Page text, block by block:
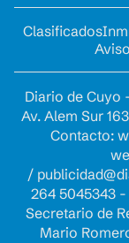
Clasificados
Diario de Cuyo
Av. Alem Sur
Contacto:
/
264 5045343 -
Secretario de
Mario